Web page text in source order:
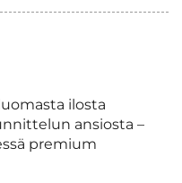
ilosta
ansiosta –
premium